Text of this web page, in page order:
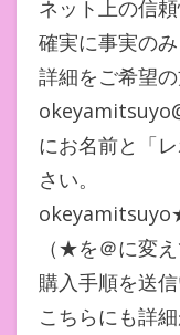
ネット上の信
確実に事実の
詳細をご希望
にお名前と「
さい。
（★を＠に変
購入手順を送
こちらにも詳